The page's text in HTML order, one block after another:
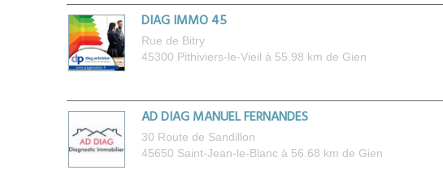
DIAG IMMO 45
Rue de Bitry
45300 Pithiviers-le-Vieil à 55.98 km de Gien
AD DIAG MANUEL FERNANDES
30 Route de Sandillon
45650 Saint-Jean-le-Blanc à 56.68 km de Gien